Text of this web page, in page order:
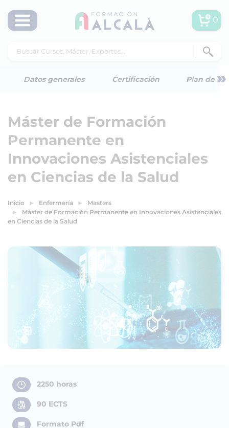
0
Datos generales Certificación Plan de »
Máster de Formación
Permanente en
Innovaciones Asistenciales
en Ciencias de la Salud
Inicio Enfermería
Masters
Máster de Formación Permanente en Innovaciones Asistenciales
en Ciencias de la Salud
2250 horas
90 ECTS
Formato Pdf